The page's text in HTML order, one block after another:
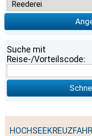
Suche mit
Reise-/Vorteilscode: